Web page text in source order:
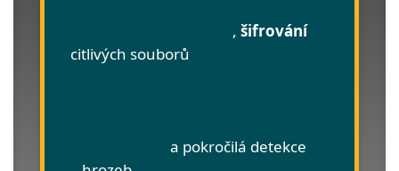
, šifrování
citlivých souborů
a pokročilá detekce